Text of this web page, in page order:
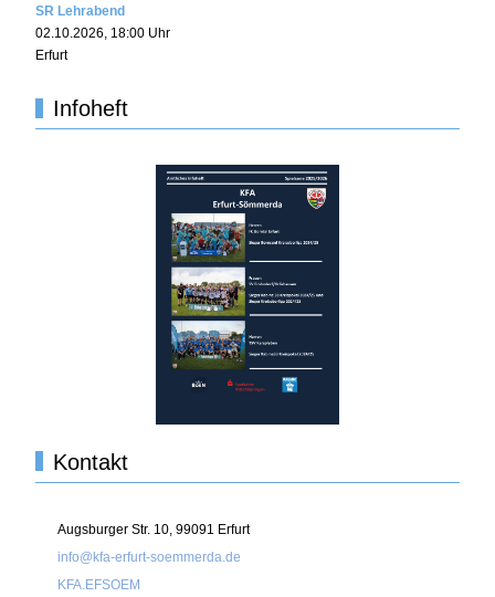
SR Lehrabend
02.10.2026, 18:00 Uhr
Erfurt
Infoheft
Kontakt
Augsburger Str. 10, 99091 Erfurt
info@kfa-erfurt-soemmerda.de
KFA.EFSOEM